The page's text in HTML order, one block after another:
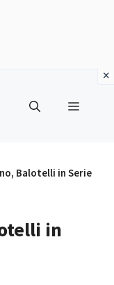
Menu
Balotelli in Serie
in